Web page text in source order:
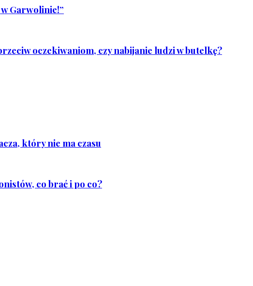
Garwolinie!”
oczekiwaniom, czy nabijanie ludzi w butelkę?
który nie ma czasu
co brać i po co?